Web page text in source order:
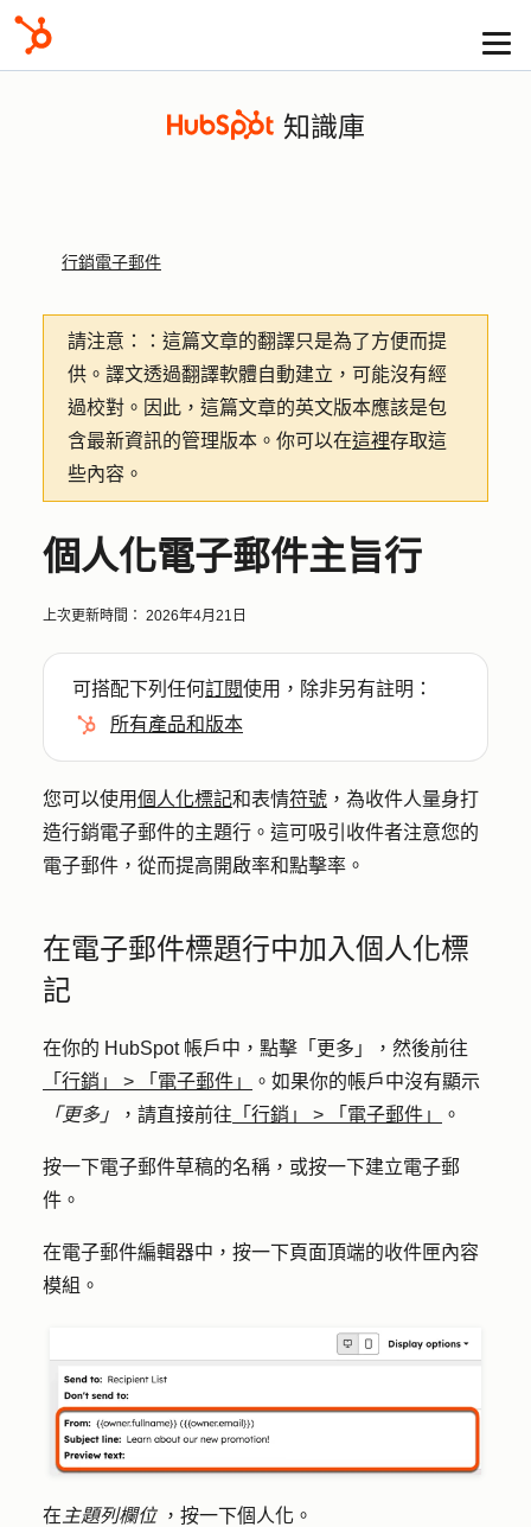
知識庫
行銷電子郵件
請注意：
：這篇文章的翻譯只是為了方便而提
供。譯文透過翻譯軟體自動建立，可能沒有經
過校對。因此，這篇文章的英文版本應該是包
含最新資訊的管理版本。你可以在這裡存取這
些內容。
個人化電子郵件主旨行
上次更新時間： 2026年4月21日
可搭配下列任何訂閱使用，除非另有註明：
所有產品和版本
您可以使用個人化標記和表情符號 ，為收件人量身打
造行銷電子郵件的主題行。這可吸引收件者注意您的
電子郵件，從而提高開啟率和點擊率。
在電子郵件標題行中加入個人化標
記
在你的 HubSpot 帳戶中，點擊 「更多」
，然後前往
「行銷」
> 「電子郵件」
。如果你的帳戶中沒有顯示
「更多」
，請直接前往 「行銷」 > 「電子郵件」 。
按一下電子郵件草稿的名稱 ，或按一下建立電子郵
件。
在電子郵件編輯器中，按一下頁面頂端的收件匣內容
模組。
在 主題列欄位 ，按一下個人化 。